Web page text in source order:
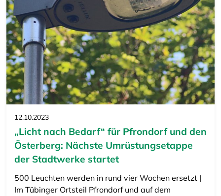
12.10.2023
„Licht nach Bedarf“ für Pfrondorf und den
Österberg: Nächste Umrüstungsetappe
der Stadtwerke startet
500 Leuchten werden in rund vier Wochen ersetzt |
Im Tübinger Ortsteil Pfrondorf und auf dem